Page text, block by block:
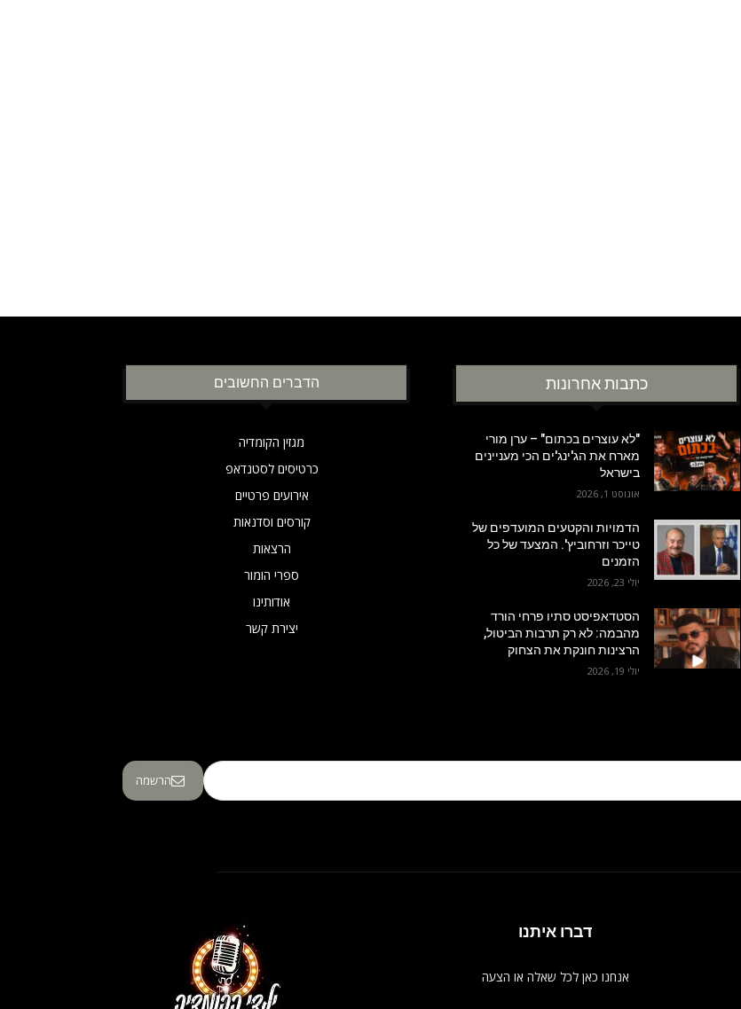
הדברים החשובים
מגזין הקומדיה
כרטיסים לסטנדאפ
אירועים פרטיים
קורסים וסדנאות
הרצאות
ספרי הומור
אודותינו
יצירת קשר
כתבות אחרונות
"לא עוצרים בכתום" – ערן מורי
מארח את הג'ינג'ים הכי מעניינים
בישראל
אוגוסט 1, 2026
הדמויות והקטעים המועדפים של
טייכר וזרחוביץ'. המצעד של כל
הזמנים
יולי 23, 2026
הסטדאפיסט סתיו פרחי הורד
מהבמה: לא רק תרבות הביטול,
הרצינות חונקת את הצחוק
יולי 19, 2026
הרשמה
דברו איתנו
אנחנו כאן לכל שאלה או הצעה